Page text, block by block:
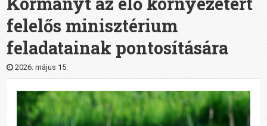
1%
Segítsd a munkánkat!
Adományozz!
Támogatás
felelős minisztérium
feladatainak pontosítására
2026. május 15.